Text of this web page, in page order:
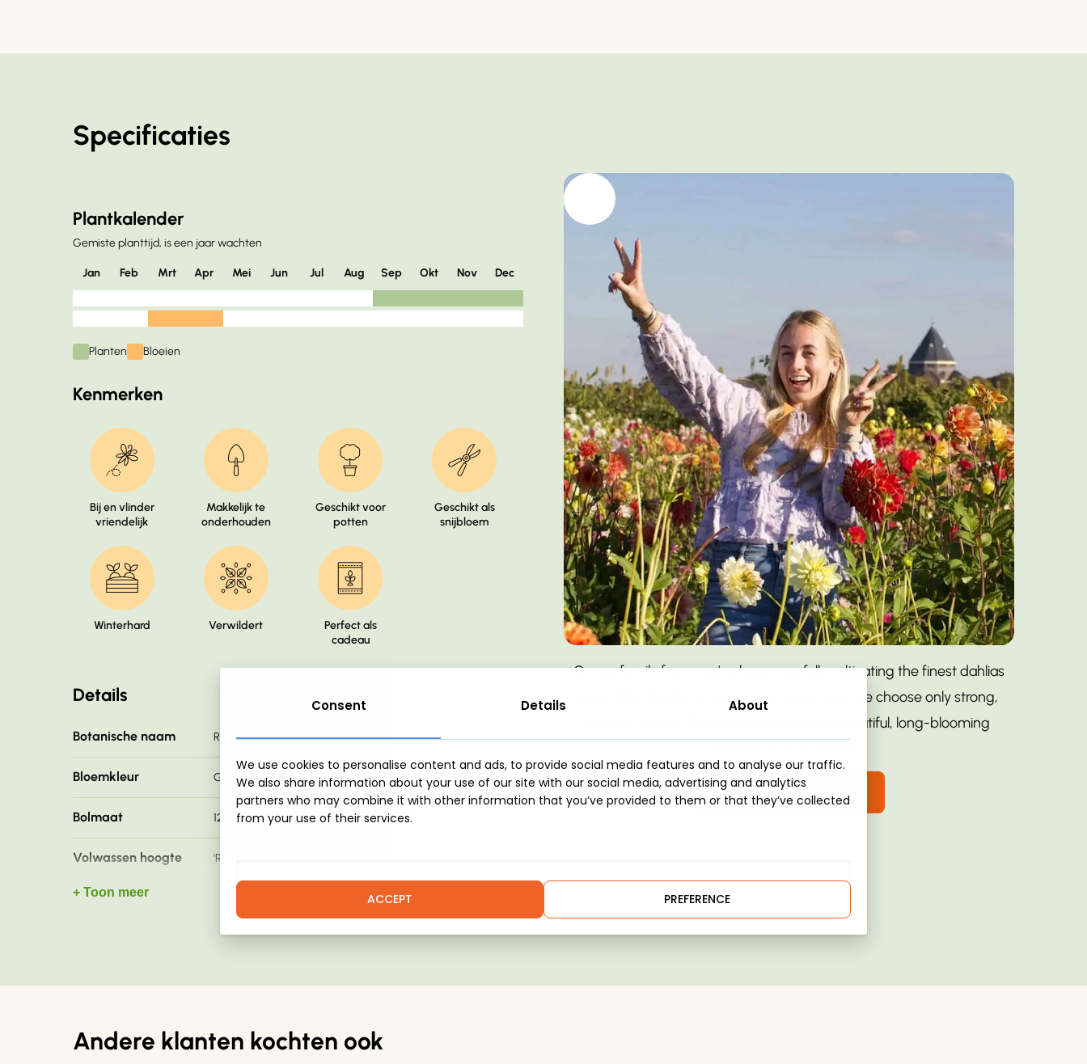
Consent Details About
We use cookies to personalise content and ads, to provide social media features and to analyse our traffic.
We also share information about your use of our site with our social media, advertising and analytics
partners who may combine it with other information that you’ve provided to them or that they’ve collected
from your use of their services.
ACCEPT PREFERENCE
Geen producten in de winkelwagen.
Specificaties
Plantkalender
Gemiste planttijd, is een jaar wachten
Jan Feb Mrt Apr Mei Jun Jul Aug Sep Okt Nov Dec
Planten Bloeien
Kenmerken
Bij en vlinder
vriendelijk
Makkelijk te
onderhouden
Geschikt voor
potten
Geschikt als
snijbloem
Winterhard Verwildert
Perfect als
cadeau
Details
Botanische naam Rio, Salou, Tahiti
Bloemkleur Geel, Wit/Geel, Geel/Oranje
Bolmaat 12+
Volwassen hoogte 'Rio' 40 - 50 cm, 'Salou' 35 - 40 cm, 'Tahiti' 35 - 40 cm
Bladkleur
6 - 8 cm
+ Toon meer
On our family farm, we’ve been carefully cultivating the finest dahlias
since 1950. Quality is always our top priority: we choose only strong,
healthy tubers. This way, you can enjoy beautiful, long-blooming
Bekijk alle bloembollen
Andere klanten kochten ook